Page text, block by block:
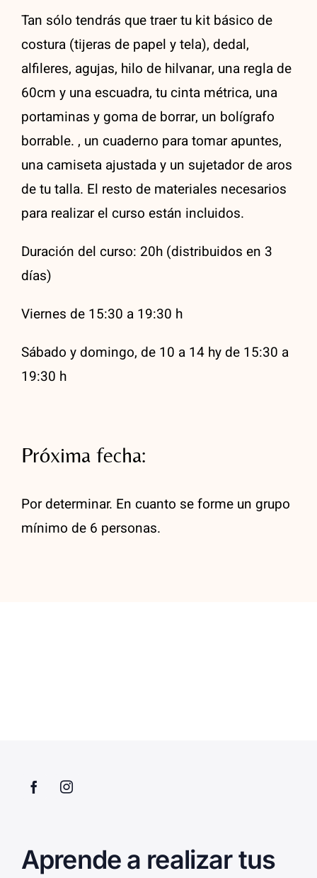
Tan sólo tendrás que traer tu kit básico de
costura (tijeras de papel y tela), dedal,
alfileres, agujas, hilo de hilvanar, una regla de
60cm y una escuadra, tu cinta métrica, una
portaminas y goma de borrar, un bolígrafo
borrable. , un cuaderno para tomar apuntes,
una camiseta ajustada y un sujetador de aros
de tu talla. El resto de materiales necesarios
para realizar el curso están incluidos.
Duración del curso: 20h (distribuidos en 3
días)
Viernes de 15:30 a 19:30 h
Sábado y domingo, de 10 a 14 hy de 15:30 a
19:30 h
Próxima fecha:
Por determinar. En cuanto se forme un grupo
mínimo de 6 personas.
Aprende a realizar tus